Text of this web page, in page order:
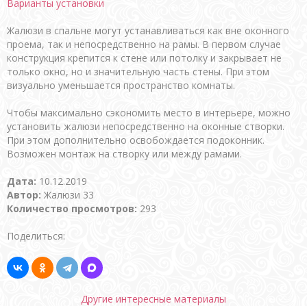
Варианты установки
Жалюзи в спальне могут устанавливаться как вне оконного
проема, так и непосредственно на рамы. В первом случае
конструкция крепится к стене или потолку и закрывает не
только окно, но и значительную часть стены. При этом
визуально уменьшается пространство комнаты.
Чтобы максимально сэкономить место в интерьере, можно
установить жалюзи непосредственно на оконные створки.
При этом дополнительно освобождается подоконник.
Возможен монтаж на створку или между рамами.
Дата: 10.12.2019
Автор: Жалюзи 33
Количество просмотров: 293
Поделиться:
Другие интересные материалы